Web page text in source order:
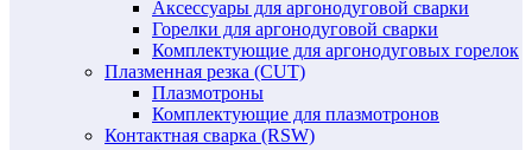
Аксессуары для аргонодуговой сварки
Горелки для аргонодуговой сварки
Комплектующие для аргонодуговых горелок
Плазменная резка (CUT)
Плазмотроны
Комплектующие для плазмотронов
Контактная сварка (RSW)